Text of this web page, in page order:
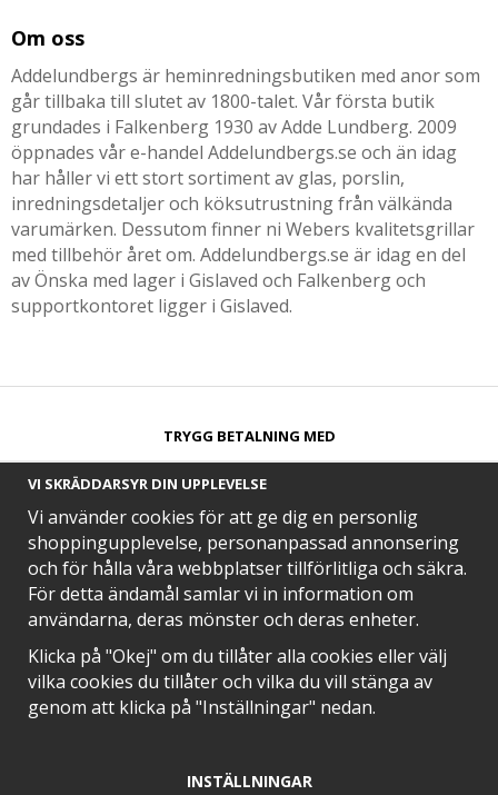
Om oss
Addelundbergs är heminredningsbutiken med anor som
går tillbaka till slutet av 1800-talet. Vår första butik
grundades i Falkenberg 1930 av Adde Lundberg. 2009
öppnades vår e-handel Addelundbergs.se och än idag
har håller vi ett stort sortiment av glas, porslin,
inredningsdetaljer och köksutrustning från välkända
varumärken. Dessutom finner ni Webers kvalitetsgrillar
med tillbehör året om. Addelundbergs.se är idag en del
av Önska med lager i Gislaved och Falkenberg och
supportkontoret ligger i Gislaved.
TRYGG BETALNING MED​
SNABB LEVERANS MED
VI SKRÄDDARSYR DIN UPPLEVELSE
Vi använder cookies för att ge dig en personlig
shoppingupplevelse, personanpassad annonsering
och för hålla våra webbplatser tillförlitliga och säkra.
För detta ändamål samlar vi in information om
användarna, deras mönster och deras enheter.
Klicka på "Okej" om du tillåter alla cookies eller välj
vilka cookies du tillåter och vilka du vill stänga av
genom att klicka på "Inställningar" nedan.
INSTÄLLNINGAR